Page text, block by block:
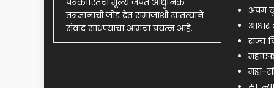
पत्रकारितेची मूल्ये जपत आधुनिक
तंत्रज्ञानाची जोड देत समाजाशी सातत्याने
संवाद साधण्याचा आमचा प्रयत्न आहे.
अपंग
आधार
राज्य
महा-